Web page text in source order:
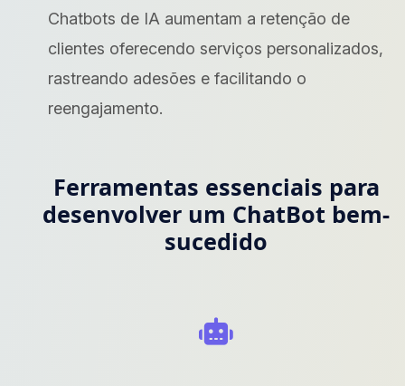
Chatbots de IA aumentam a retenção de
clientes oferecendo serviços personalizados,
rastreando adesões e facilitando o
reengajamento.
Ferramentas essenciais para
desenvolver um ChatBot bem-
sucedido